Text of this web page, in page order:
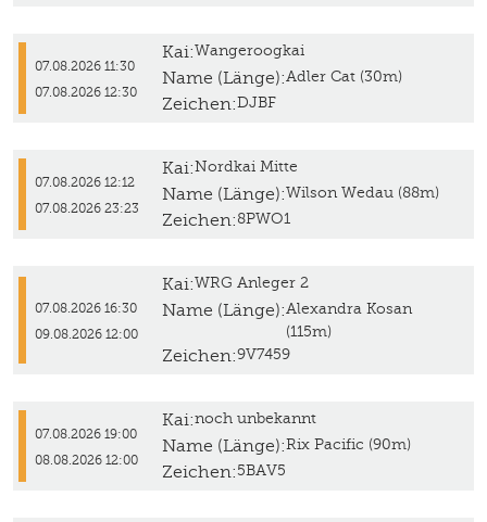
07.08.2026 11:30
07.08.2026 12:30
Kai:Wangeroogkai
Name (Länge):Adler Cat (30m)
Zeichen:DJBF
07.08.2026 12:12
07.08.2026 23:23
Kai:Nordkai Mitte
Name (Länge):Wilson Wedau (88m)
Zeichen:8PWO1
07.08.2026 16:30
09.08.2026 12:00
Kai:WRG Anleger 2
Name (Länge):Alexandra Kosan
(115m)
Zeichen:9V7459
07.08.2026 19:00
08.08.2026 12:00
Kai:noch unbekannt
Name (Länge):Rix Pacific (90m)
Zeichen:5BAV5